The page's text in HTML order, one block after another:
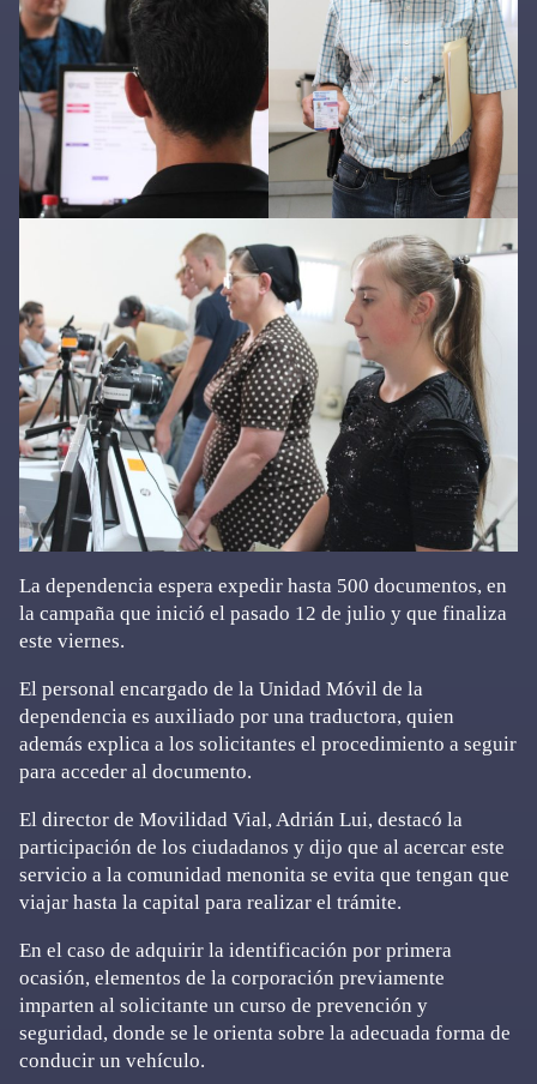
La dependencia espera expedir hasta 500 documentos, en
la campaña que inició el pasado 12 de julio y que finaliza
este viernes.
El personal encargado de la Unidad Móvil de la
dependencia es auxiliado por una traductora, quien
además explica a los solicitantes el procedimiento a seguir
para acceder al documento.
El director de Movilidad Vial, Adrián Lui, destacó la
participación de los ciudadanos y dijo que al acercar este
servicio a la comunidad menonita se evita que tengan que
viajar hasta la capital para realizar el trámite.
En el caso de adquirir la identificación por primera
ocasión, elementos de la corporación previamente
imparten al solicitante un curso de prevención y
seguridad, donde se le orienta sobre la adecuada forma de
conducir un vehículo.